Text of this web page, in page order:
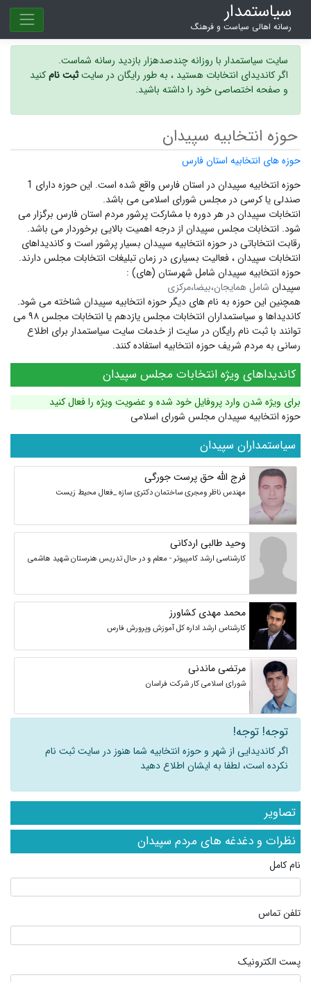
سیاستمدار
رسانه اهالی سیاست و فرهنگ
سایت سیاستمدار با روزانه چندصدهزار بازدید رسانه شماست.
اگر کاندیدای انتخابات هستید ، به طور رایگان در سایتثبت نامکنید
و صفحه اختصاصی خود را داشته باشید.
حوزه انتخابیه سپیدان
حوزه های انتخابیه استان فارس
حوزه انتخابیه سپیدان در استان فارس واقع شده است. این حوزه دارای 1
صندلی یا کرسی در مجلس شورای اسلامی می باشد.
انتخابات سپیدان در هر دوره با مشارکت پرشور مردم استان فارس برگزار می
شود. انتخابات مجلس سپیدان از درجه اهمیت بالایی برخوردار می باشد.
رقابت انتخاباتی در حوزه انتخابیه سپیدان بسیار پرشور است و کاندیداهای
انتخابات سپیدان ،فعالیت بسیاری در زمان تبلیغات انتخابات مجلس دارند.
حوزه انتخابیه سپیدان شامل شهرستان (های) :
سپیدان شامل همایجان،بیضا،مرکزی
همچنین این حوزه به نام های دیگر حوزه انتخابیه سپیدان شناخته می شود.
کاندیداها و سیاستمداران انتخابات مجلس یازدهم یا انتخابات مجلس ۹۸ می
توانند با ثبت نام رایگان در سایت از خدمات سایت سیاستمدار برای اطلاع
رسانی به مردم شریف حوزه انتخابیه استفاده کنند.
کاندیداهای ویژه انتخابات مجلس سپیدان
برای ویژه شدن وارد پروفایل خود شده و عضویت ویژه را فعال کنید
حوزه انتخابیه سپیدان مجلس شورای اسلامی
سیاستمداران سپیدان
فرج الله حق پرست جورگی
مهندس ناظر ومجری ساختمان دکتری سازه _فعال محیط زیست
وحید طالبی اردکانی
کارشناسی ارشد کامپیوتر - معلم و در حال تدریس هنرستان شهید هاشمی
محمد مهدی کشاورز
کارشناس ارشد اداره کل آموزش وپرورش فارس
مرتضی ماندنی
شورای اسلامی کار شرکت فراسان
توجه! توجه!
اگر کاندیدایی از شهر و حوزه انتخابیه شما هنوز در سایت ثبت نام
نکرده است، لطفا به ایشان اطلاع دهید
تصاویر
نظرات و دغدغه های مردم سپیدان
نام کامل
تلفن تماس
پست الکترونیک